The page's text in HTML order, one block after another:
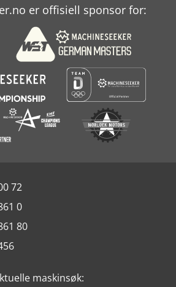
er offisiell sponsor for:
72
0
80
maskinsøk: